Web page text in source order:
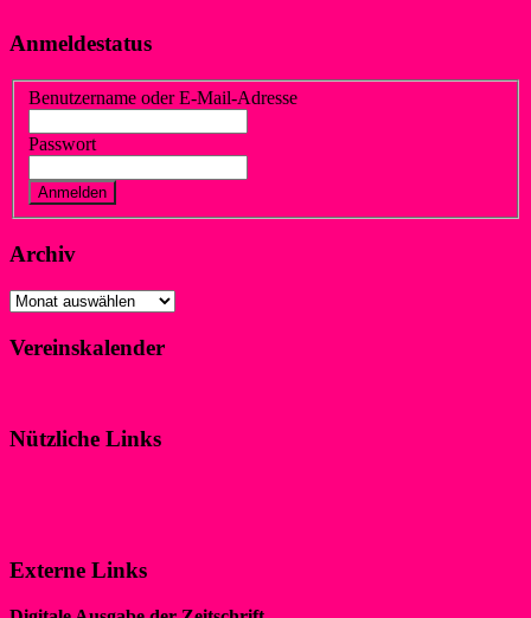
Anmeldestatus
Benutzername oder E-Mail-Adresse
Passwort
Archiv
Archiv
Vereinskalender
Nützliche Links
Externe Links